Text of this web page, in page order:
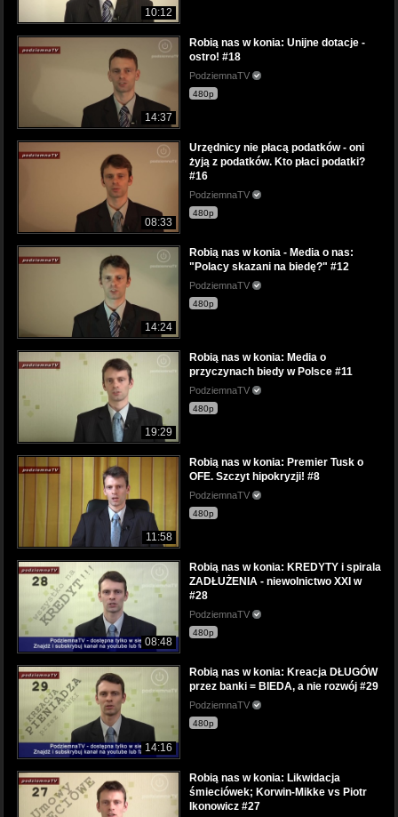
10:12
14:37
Robią nas w konia: Unijne dotacje -
ostro! #18
PodziemnaTV
480p
08:33
Urzędnicy nie płacą podatków - oni
żyją z podatków. Kto płaci podatki?
#16
PodziemnaTV
480p
14:24
Robią nas w konia - Media o nas:
"Polacy skazani na biedę?" #12
PodziemnaTV
480p
19:29
Robią nas w konia: Media o
przyczynach biedy w Polsce #11
PodziemnaTV
480p
11:58
Robią nas w konia: Premier Tusk o
OFE. Szczyt hipokryzji! #8
PodziemnaTV
480p
08:48
Robią nas w konia: KREDYTY i spirala
ZADŁUŻENIA - niewolnictwo XXI w
#28
PodziemnaTV
480p
14:16
Robią nas w konia: Kreacja DŁUGÓW
przez banki = BIEDA, a nie rozwój #29
PodziemnaTV
480p
Robią nas w konia: Likwidacja
śmieciówek; Korwin-Mikke vs Piotr
Ikonowicz #27